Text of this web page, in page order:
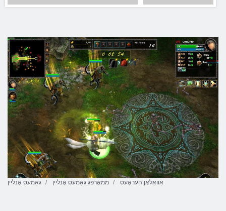
גאַמעס אָנליין ממאָרפּג גאַמעס אָנליין אַוואַלאָן העראָעס